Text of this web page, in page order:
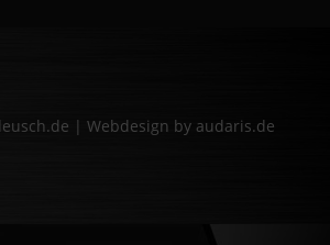
| Webdesign by audaris.de